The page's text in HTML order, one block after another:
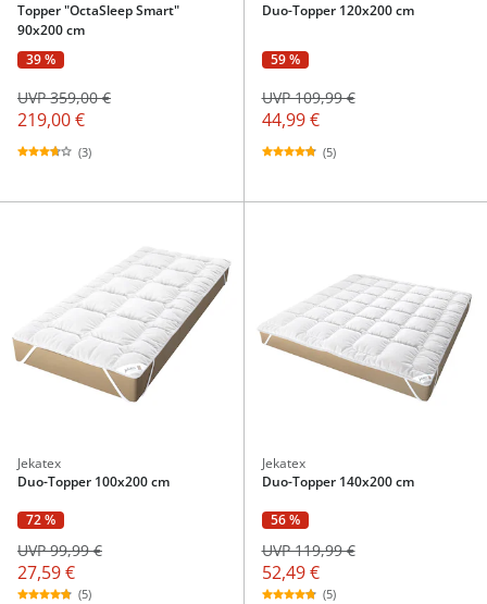
Topper "OctaSleep Smart"
90x200 cm
39 %
219,00 €
UVP 359,00 €
(3)
Duo-Topper 120x200 cm
59 %
44,99 €
UVP 109,99 €
(5)
Jekatex
Duo-Topper 100x200 cm
72 %
27,59 €
UVP 99,99 €
(5)
Jekatex
Duo-Topper 140x200 cm
56 %
52,49 €
UVP 119,99 €
(5)